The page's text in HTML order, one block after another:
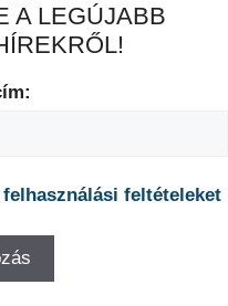
A LEGÚJABB
felhasználási feltételeket